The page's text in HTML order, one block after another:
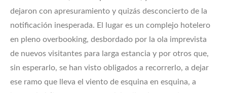
dejaron con apresuramiento y quizás desconcierto de la
notificación inesperada. El lugar es un complejo hotelero
en pleno overbooking, desbordado por la ola imprevista
de nuevos visitantes para larga estancia y por otros que,
sin esperarlo, se han visto obligados a recorrerlo, a dejar
ese ramo que lleva el viento de esquina en esquina, a